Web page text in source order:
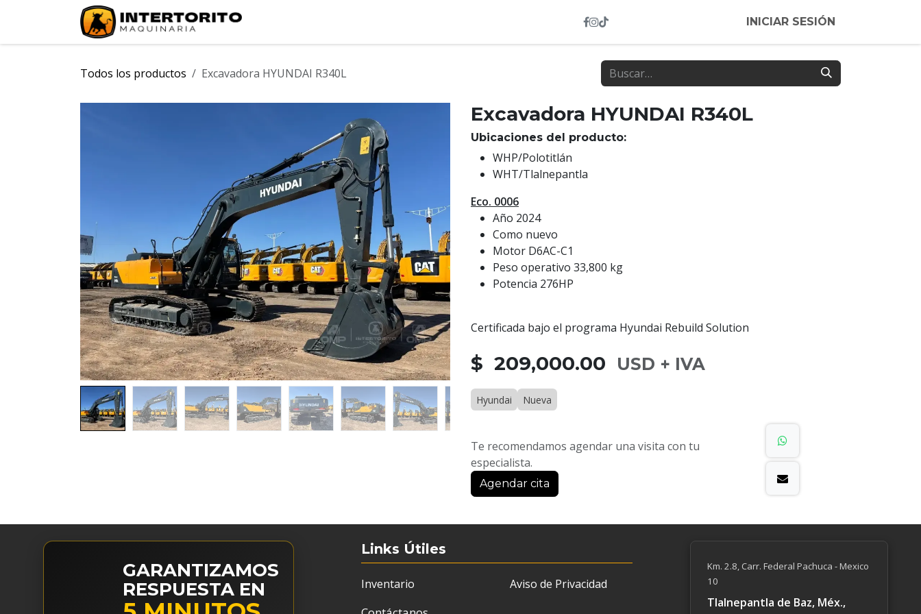
INICIAR SESIÓN
Todos los productos Excavadora HYUNDAI R340L
Excavadora HYUNDAI R340L
Ubicaciones del producto:
WHP/Polotitlán
WHT/Tlalnepantla
Eco. 0006
Año 2024
Como nuevo
Motor D6AC-C1
Peso operativo 33,800 kg
Potencia 276HP
Certificada bajo el programa Hyundai Rebuild Solution
$ 209,000.00 USD + IVA
Hyundai Nueva
Te recomendamos agendar una visita con tu
especialista.
Agendar cita
GARANTIZAMOS
RESPUESTA EN
Links Útiles
Inventario Aviso de Privacidad
Km. 2.8, Carr. Federal Pachuca - Mexico
10
Tlalnepantla de Baz, Méx.,